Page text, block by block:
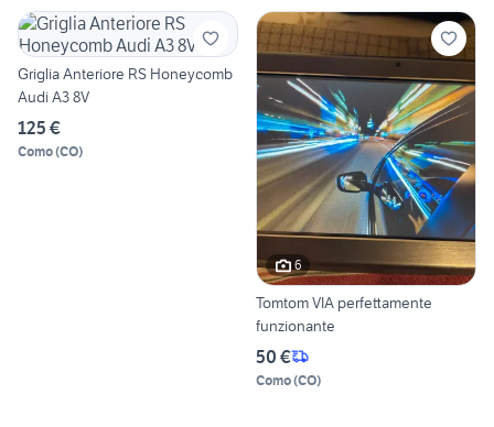
Griglia Anteriore RS Honeycomb
Audi A3 8V
125 €
Como(CO)
6
Tomtom VIA perfettamente
funzionante
50 €
Como(CO)